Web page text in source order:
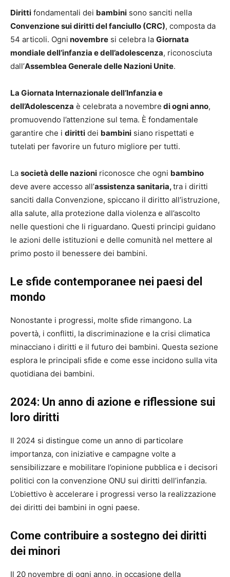
Diritti fondamentali dei bambini sono sanciti nella
Convenzione sui diritti del fanciullo (CRC), composta da
54 articoli. Ogni novembre si celebra la Giornata
mondiale dell’infanzia e dell’adolescenza, riconosciuta
dall’Assemblea Generale delle Nazioni Unite.
La Giornata Internazionale dell’Infanzia e
dell’Adolescenza è celebrata a novembre di ogni anno,
promuovendo l’attenzione sul tema. È fondamentale
garantire che i diritti dei bambini siano rispettati e
tutelati per favorire un futuro migliore per tutti.
La società delle nazioni riconosce che ogni bambino
deve avere accesso all’assistenza sanitaria,tra i diritti
sanciti dalla Convenzione, spiccano il diritto all’istruzione,
alla salute, alla protezione dalla violenza e all’ascolto
nelle questioni che li riguardano. Questi principi guidano
le azioni delle istituzioni e delle comunità nel mettere al
primo posto il benessere dei bambini.
Le sfide contemporanee nei paesi del
mondo
Nonostante i progressi, molte sfide rimangono. La
povertà, i conflitti, la discriminazione e la crisi climatica
minacciano i diritti e il futuro dei bambini. Questa sezione
esplora le principali sfide e come esse incidono sulla vita
quotidiana dei bambini.
2024: Un anno di azione e riflessione sui
loro diritti
Il 2024 si distingue come un anno di particolare
importanza, con iniziative e campagne volte a
sensibilizzare e mobilitare l’opinione pubblica e i decisori
politici con la convenzione ONU sui diritti dell’infanzia.
L’obiettivo è accelerare i progressi verso la realizzazione
dei diritti dei bambini in ogni paese.
Come contribuire a sostegno dei diritti
dei minori
Il 20 novembre di ogni anno, in occasione della